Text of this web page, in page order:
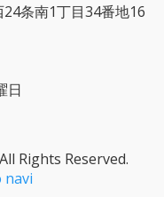
条南1丁目34番地16
日
All Rights Reserved.
navi